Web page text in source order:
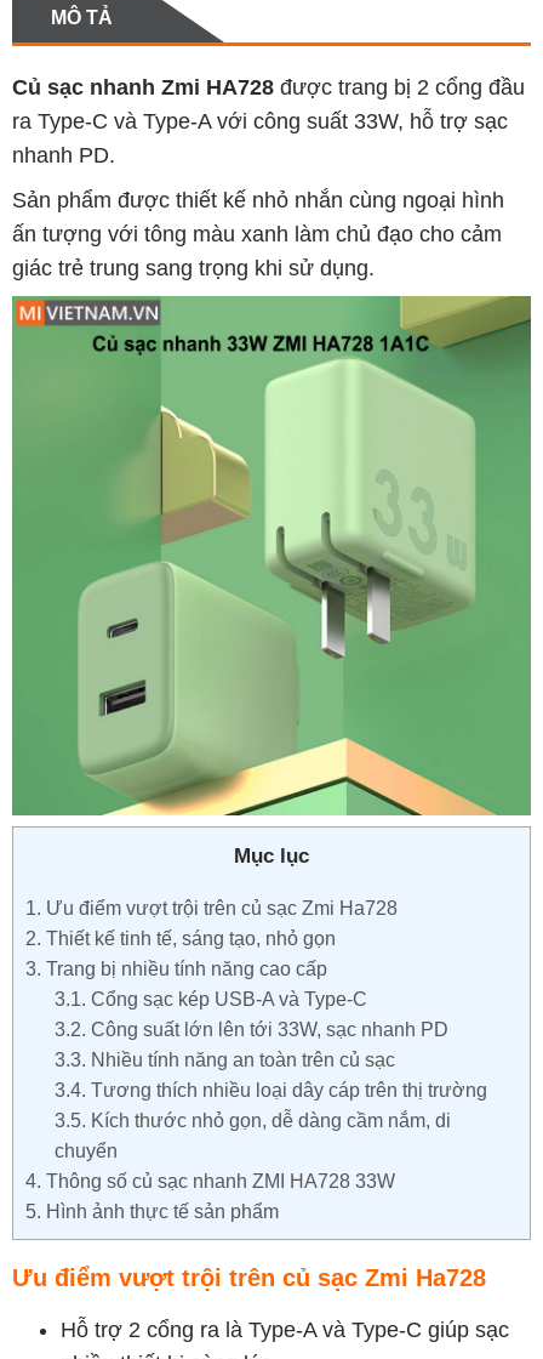
MÔ TẢ
Củ sạc nhanh Zmi HA728 được trang bị 2 cổng đầu
ra Type-C và Type-A với công suất 33W, hỗ trợ sạc
nhanh PD.
Sản phẩm được thiết kế nhỏ nhắn cùng ngoại hình
ấn tượng với tông màu xanh làm chủ đạo cho cảm
giác trẻ trung sang trọng khi sử dụng.
Mục lục
1. Ưu điểm vượt trội trên củ sạc Zmi Ha728
2. Thiết kế tinh tế, sáng tạo, nhỏ gọn
3. Trang bị nhiều tính năng cao cấp
3.1. Cổng sạc kép USB-A và Type-C
3.2. Công suất lớn lên tới 33W, sạc nhanh PD
3.3. Nhiều tính năng an toàn trên củ sạc
3.4. Tương thích nhiều loại dây cáp trên thị trường
3.5. Kích thước nhỏ gọn, dễ dàng cầm nắm, di
chuyển
4. Thông số củ sạc nhanh ZMI HA728 33W
5. Hình ảnh thực tế sản phẩm
Ưu điểm vượt trội trên củ sạc Zmi Ha728
Hỗ trợ 2 cổng ra là Type-A và Type-C giúp sạc